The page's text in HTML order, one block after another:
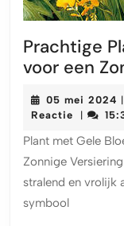
Prachtige
voor een
05 mei 2024 |
Reactie
|
Plant met Gele
Zonnige
stralend en vrolijk
symbool